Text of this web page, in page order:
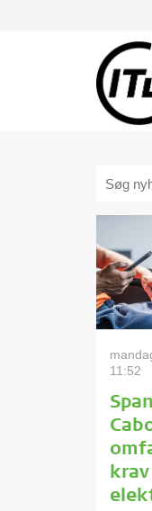
11:52
krav